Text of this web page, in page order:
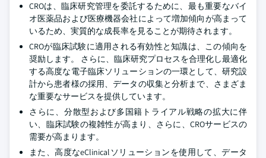
CROは、臨床研究管理を委託するために、最も重要なバイ
オ医薬品および医療機器会社によって増加傾向が高まって
いるため、実質的な成長率を見ることが期待されます。
CROが臨床試験に適用される有効性と知識は、この傾向を
奨励します。 さらに、臨床研究プロセスを合理化し最適化
する高度な電子臨床ソリューションの一環として、研究設
計から患者様の採用、データの収集と分析まで、さまざま
な重要なサービスを提供しています。
さらに、分散型および多国籍トライアル戦略の拡大に伴
い、臨床試験の複雑性が高まり、さらに、CROサービスの
需要が高まります。
また、高度なeClinicalソリューションを使用して、データ